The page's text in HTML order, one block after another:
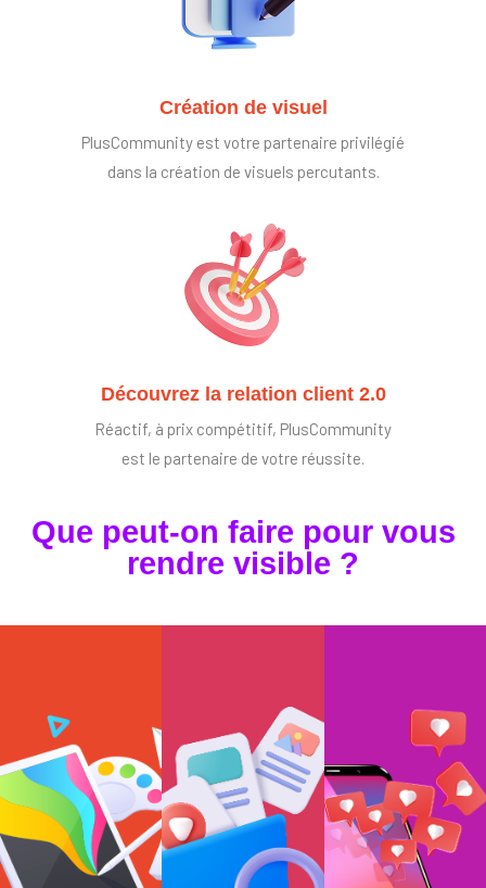
Création de visuel
PlusCommunity est votre partenaire privilégié
dans la création de visuels percutants.
Découvrez la relation client 2.0
Réactif, à prix compétitif, PlusCommunity
est le partenaire de votre réussite.
Que peut-on faire pour vous
rendre visible ?